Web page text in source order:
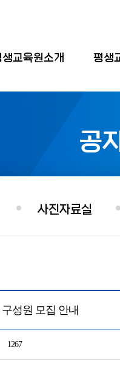
생교육원소개 평생
공
사진자료실
성원 모집 안내
1267